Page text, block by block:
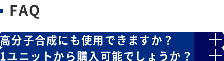
FAQ
高分子合成にも使用できますか？
1ユニットから購入可能でしょうか？